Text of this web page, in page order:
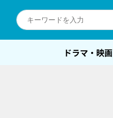
ドラマ・映画